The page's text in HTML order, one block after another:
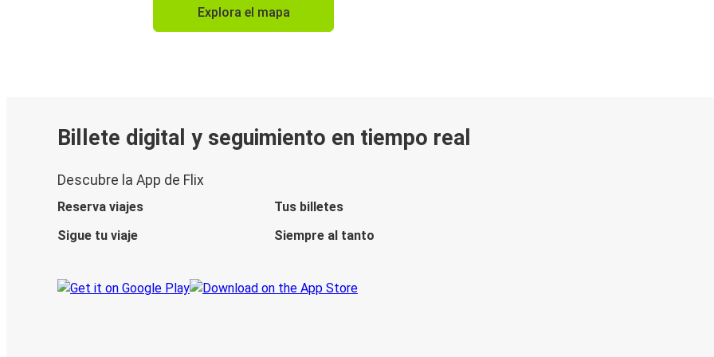
Explora el mapa
Billete digital y seguimiento en tiempo real
Descubre la App de Flix
Reserva viajes
Tus billetes
Sigue tu viaje
Siempre al tanto